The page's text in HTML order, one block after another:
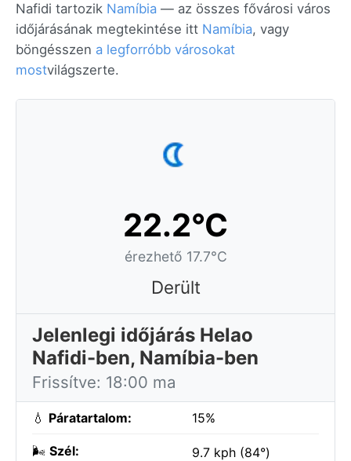
Nafidi tartozik Namíbia — az összes fővárosi város
időjárásának megtekintése itt Namíbia, vagy
böngésszen a legforróbb városokat
mostvilágszerte.
22.2°C
érezhető 17.7°C
Derült
Jelenlegi időjárás Helao
Nafidi-ben, Namíbia-ben
Frissítve: 18:00 ma
💧 Páratartalom: 15%
🌬️ Szél: 9.7 kph (84°)